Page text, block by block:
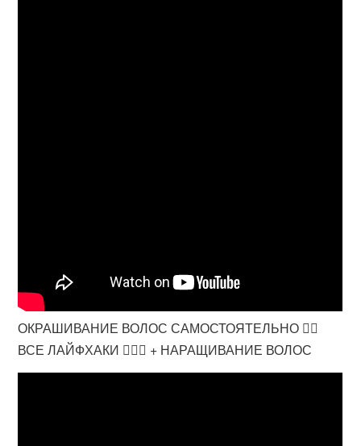
ОКРАШИВАНИЕ ВОЛОС САМОСТОЯТЕЛЬНО 👉🏽
ВСЕ ЛАЙФХАКИ 💇🏽‍♀️ + НАРАЩИВАНИЕ ВОЛОС